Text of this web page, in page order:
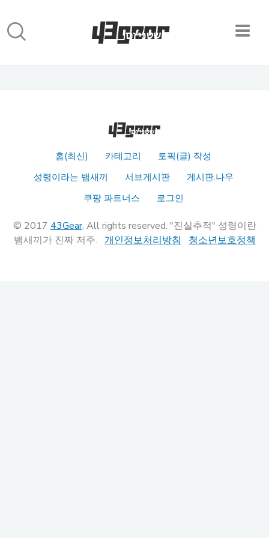
홈(최신) 카테고리
토픽(글) 작성
성령이라는 뱀새끼
서브게시판
게시판.나우
쿠팡 파트너스
로그인
© 2017 43Gear. All rights reserved. "진실추적" 성령이란
뱀새끼가 진짜 저주. 개인정보처리방침 청소년보호정책